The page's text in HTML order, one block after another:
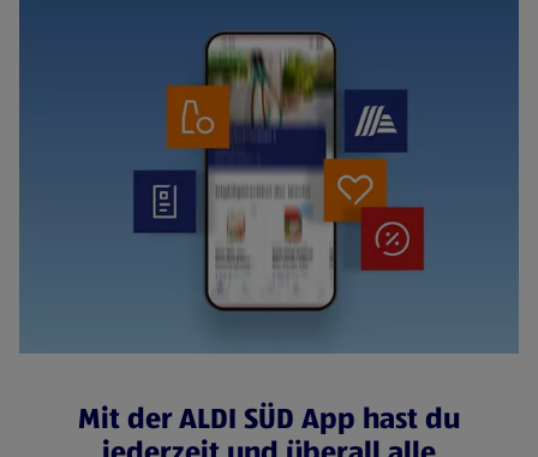
Mit der ALDI SÜD App hast du